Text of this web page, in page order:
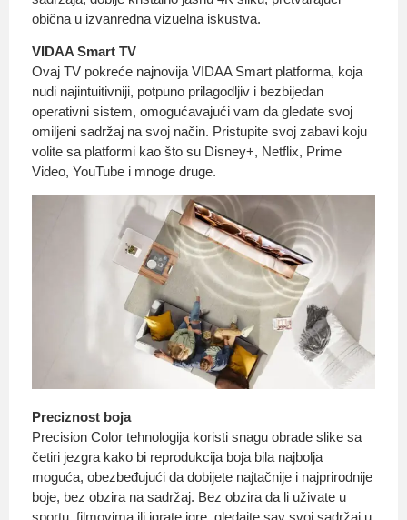
obična u izvanredna vizuelna iskustva.
VIDAA Smart TV
Ovaj TV pokreće najnovija VIDAA Smart platforma, koja
nudi najintuitivniji, potpuno prilagodljiv i bezbijedan
operativni sistem, omogućavajući vam da gledate svoj
omiljeni sadržaj na svoj način. Pristupite svoj zabavi koju
volite sa platformi kao što su Disney+, Netflix, Prime
Video, YouTube i mnoge druge.
Preciznost boja
Precision Color tehnologija koristi snagu obrade slike sa
četiri jezgra kako bi reprodukcija boja bila najbolja
moguća, obezbeđujući da dobijete najtačnije i najprirodnije
boje, bez obzira na sadržaj. Bez obzira da li uživate u
sportu, filmovima ili igrate igre, gledajte sav svoj sadržaj u